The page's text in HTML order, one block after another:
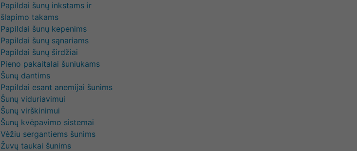
Papildai šunų inkstams ir
šlapimo takams
Papildai šunų kepenims
Papildai šunų sąnariams
Papildai šunų širdžiai
Pieno pakaitalai šuniukams
Šunų dantims
Papildai esant anemijai šunims
Šunų viduriavimui
Šunų virškinimui
Šunų kvėpavimo sistemai
Vėžiu sergantiems šunims
Žuvų taukai šunims